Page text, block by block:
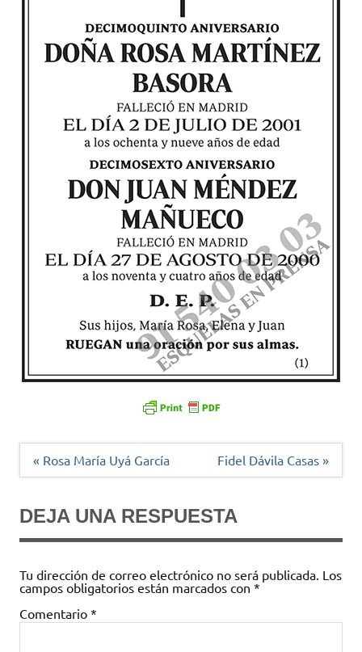
Navegación
« Rosa María Uyá García Fidel Dávila Casas »
DEJA UNA RESPUESTA
Tu dirección de correo electrónico no será publicada. Los
campos obligatorios están marcados con *
Comentario *